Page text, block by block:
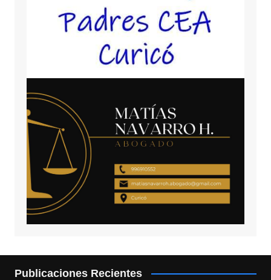
Publicaciones Recientes